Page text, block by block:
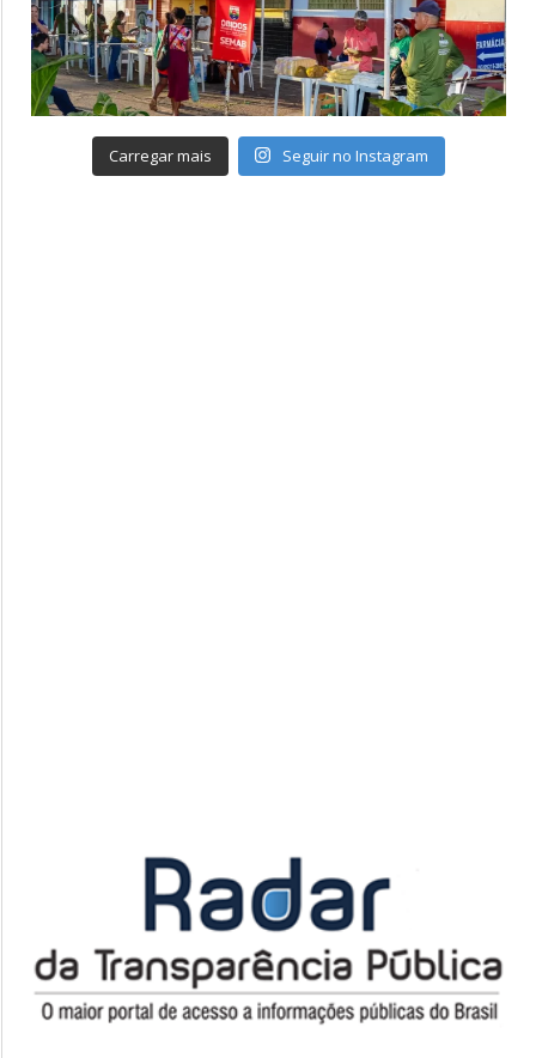
Carregar mais Seguir no Instagram